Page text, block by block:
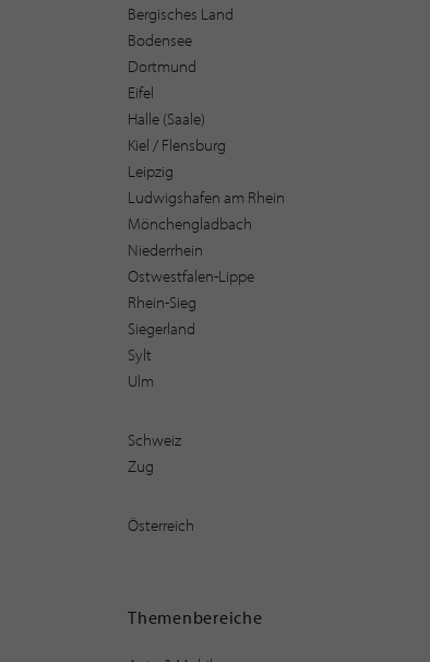
Bergisches Land
Bodensee
Dortmund
Eifel
Halle (Saale)
Kiel / Flensburg
Leipzig
Ludwigshafen am Rhein
Mönchengladbach
Niederrhein
Ostwestfalen-Lippe
Rhein-Sieg
Siegerland
Sylt
Ulm
Schweiz
Zug
Österreich
Themenbereiche